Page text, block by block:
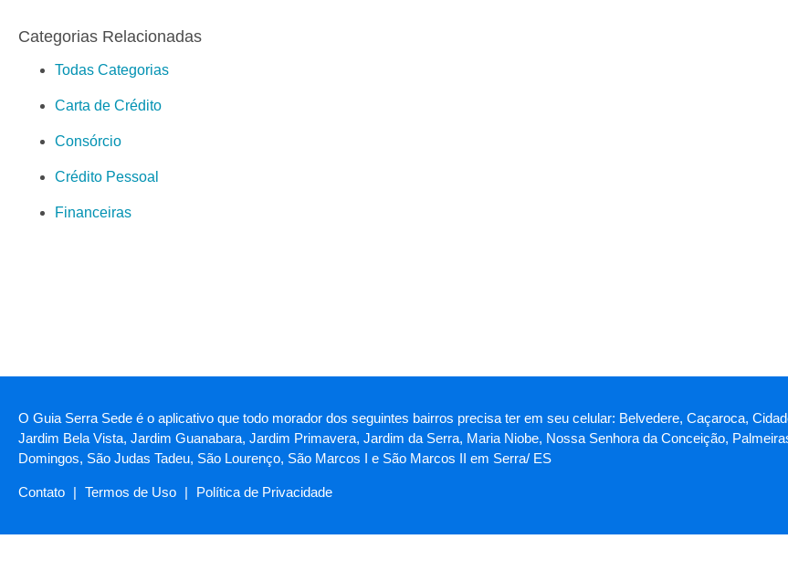
Categorias Relacionadas
Todas Categorias
Carta de Crédito
Consórcio
Crédito Pessoal
Financeiras
O Guia Serra Sede é o aplicativo que todo morador dos seguintes bairros precisa ter em seu celular: Belvedere, Caçaroca,
Jardim Bela Vista, Jardim Guanabara, Jardim Primavera, Jardim da Serra, Maria Niobe, Nossa Senhora da Conceição,
Domingos, São Judas Tadeu, São Lourenço, São Marcos I e São Marcos II em Serra/ ES
Contato | Termos de Uso | Política de Privacidade